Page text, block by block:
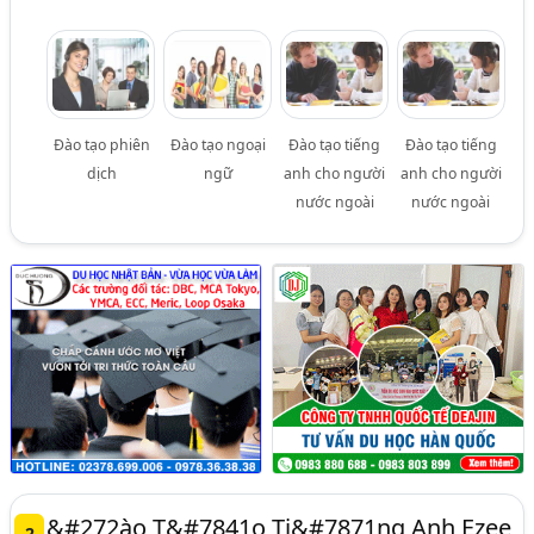
Đào tạo phiên
dịch
Đào tạo ngoại
ngữ
Đào tạo tiếng
anh cho người
nước ngoài
Đào tạo tiếng
anh cho người
nước ngoài
&#272ào T&#7841o Ti&#7871ng Anh Ezee